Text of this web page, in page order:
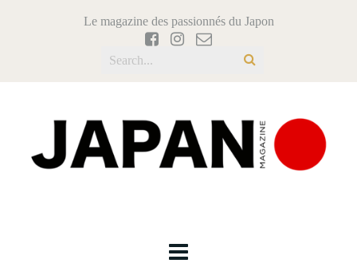
Le magazine des passionnés du Japon